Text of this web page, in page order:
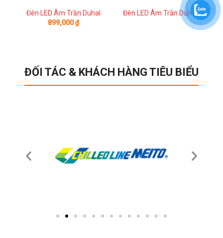
Đèn LED Âm Trần Duhal
899,000₫
Đèn LED Âm Trần Duhal
ĐỐI TÁC & KHÁCH HÀNG TIÊU BIỂU